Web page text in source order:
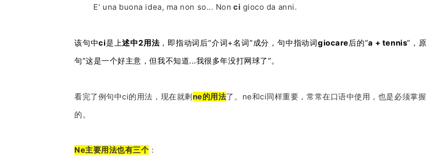
E‘ una buona idea, ma non so... Non ci gioco da anni.
该句中ci是上述中2用法，即指动词后“介词+名词”成分，句中指动词giocare后的“a + tennis”，原
句“这是一个好主意，但我不知道...我很多年没打网球了”。
看完了例句中ci的用法，现在就剩ne的用法了。 ne和ci同样重要，常常在口语中使用，也是必须掌握
的。
Ne主要用法也有三个 ：